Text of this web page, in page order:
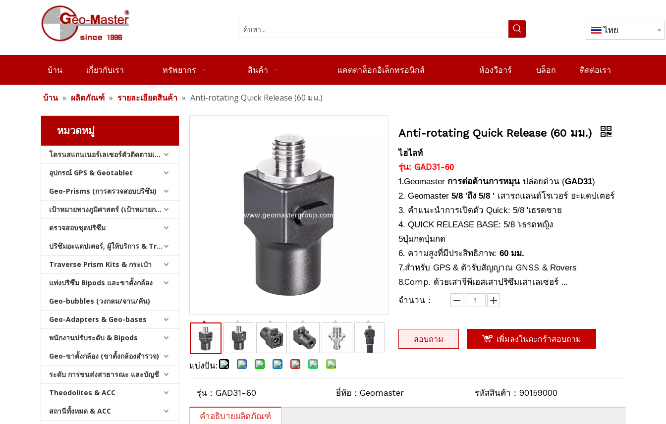
ไทย
บ้าน เกี่ยวกับเรา ทรัพยากร สินค้า แคตตาล็อกอิเล็กทรอนิกส์ ห้องวีอาร์ บล็อก ติดต่อเรา
บ้าน » ผลิตภัณฑ์ » รายละเอียดสินค้า » Anti-rotating Quick Release (60 มม.)
หมวดหมู่
โดรนสแกนเนอร์เลเซอร์ตัวติดตามเลเซอร์และสแลม
อุปกรณ์ GPS & Geotablet
Geo-Prisms (การตรวจสอบปริซึม)
เป้าหมายทางภูมิศาสตร์ (เป้าหมายการสำรวจ)
ตรวจสอบชุดปริซึม
ปริซึมอะแดปเตอร์, ผู้ให้บริการ & Tribrachs
Traverse Prism Kits & กระเป๋า
แท่งปริซึม Bipods และขาตั้งกล้อง
Geo-bubbles (วงกลม/จาน/คัน)
Geo-Adapters & Geo-bases
พนักงานปรับระดับ & Bipods
Geo-ขาตั้งกล้อง (ขาตั้งกล้องสำรวจ)
ระดับ การขนส่งสาธารณะ และบัญชี
Theodolites & ACC
สถานีทั้งหมด & ACC
อะแดปเตอร์สกรูถึงสต็อก
อะแดปเตอร์ Picket Picket Picket
แบ่งปัน:
Anti-rotating Quick Release (60 มม.)
ไฮไลท์
รุ่น: GAD31-60
1.Geomaster การต่อต้านการหมุน ปล่อยด่วน (GAD31)
2. Geomaster 5/8 'ถึง 5/8 ' เสารถแลนด์โรเวอร์ อะแดปเตอร์
3. คำแนะนำการเปิดตัว Quick: 5/8 'เธรดชาย
4. QUICK RELEASE BASE: 5/8 'เธรดหญิง
5ปุ่มกดปุ่มกด
6. ความสูงที่มีประสิทธิภาพ: 60 มม.
7.สำหรับ GPS & ตัวรับสัญญาณ GNSS & Rovers
8.Comp. ด้วยเสาจีพีเอสเสาปริซึมเสาเลเซอร์ ...
จำนวน：
สอบถาม เพิ่มลงในตะกร้าสอบถาม
รุ่น： GAD31-60 ยี่ห้อ： Geomaster รหัสสินค้า： 90159000
คำอธิบายผลิตภัณฑ์